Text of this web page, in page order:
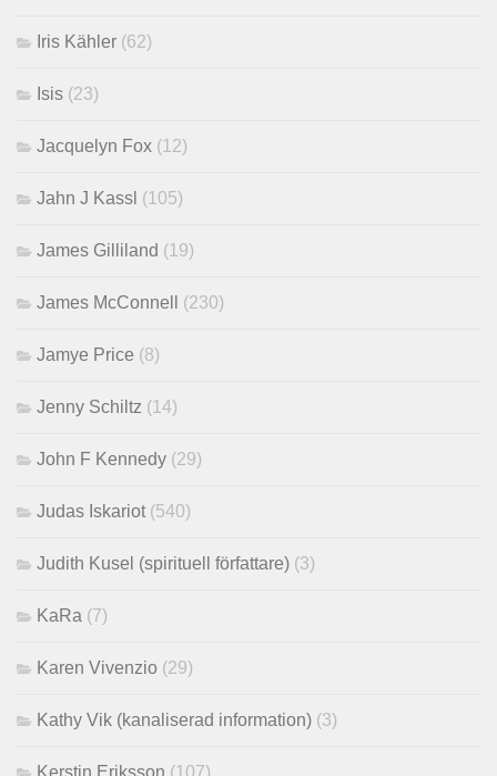
Iris Kähler (62)
Isis (23)
Jacquelyn Fox (12)
Jahn J Kassl (105)
James Gilliland (19)
James McConnell (230)
Jamye Price (8)
Jenny Schiltz (14)
John F Kennedy (29)
Judas Iskariot (540)
Judith Kusel (spirituell författare) (3)
KaRa (7)
Karen Vivenzio (29)
Kathy Vik (kanaliserad information) (3)
Kerstin Eriksson (107)